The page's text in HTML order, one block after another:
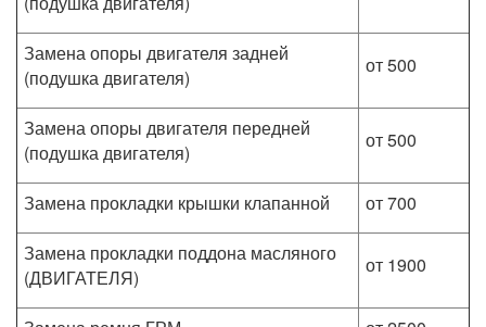
Замена опоры двигателя задней
(подушка двигателя)
от 500
Замена опоры двигателя передней
(подушка двигателя)
от 500
Замена прокладки крышки клапанной
от 700
Замена прокладки поддона масляного
(ДВИГАТЕЛЯ)
от 1900